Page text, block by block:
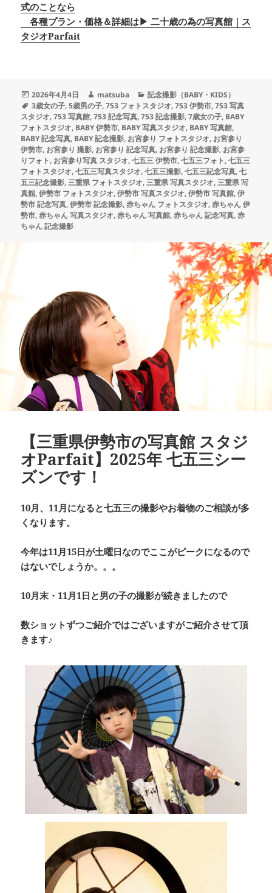
式のことなら
各種プラン・価格＆詳細は▶ 二十歳の為の写真館｜ス
タジオParfait
投
稿
日:
2026年4月4日
作
成
者
matsuba
カ
テ
ゴ
リ
ー
記念撮影（BABY・KIDS）
タ
グ
3歳女の子,5歳男の子,753 フォトスタジオ,753 伊勢市,753 写真
スタジオ,753 写真館,753 記念写真,753 記念撮影,7歳女の子, BABY
フォトスタジオ, BABY 伊勢市, BABY 写真スタジオ, BABY 写真館,
BABY 記念写真, BABY 記念撮影, お宮参り フォトスタジオ, お宮参り
伊勢市, お宮参り 撮影, お宮参り 記念写真, お宮参り 記念撮影, お宮参
りフォト, お宮参り写真 スタジオ,七五三 伊勢市,七五三フォト,七五三
フォトスタジオ,七五三写真スタジオ,七五三撮影,七五三記念写真,七
五三記念撮影,三重県 フォトスタジオ,三重県 写真スタジオ,三重県 写
真館,伊勢市 フォトスタジオ,伊勢市 写真スタジオ,伊勢市 写真館,伊
勢市 記念写真,伊勢市 記念撮影,赤ちゃん フォトスタジオ,赤ちゃん 伊
勢市,赤ちゃん 写真スタジオ,赤ちゃん 写真館,赤ちゃん 記念写真,赤
ちゃん 記念撮影
【三重県伊勢市の写真館 スタジ
オParfait】2025年 七五三シー
ズンです！
10月、11月になると七五三の撮影やお着物のご相談が多
くなります。
今年は11月15日が土曜日なのでここがピークになるので
はないでしょうか。。。
10月末・11月1日と男の子の撮影が続きましたので
数ショットずつご紹介ではございますがご紹介させて頂
きます♪